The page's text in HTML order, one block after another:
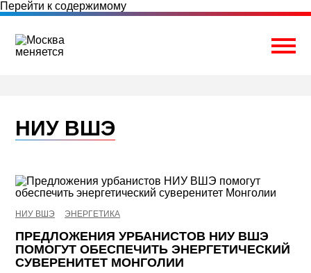
Перейти к содержимому
НИУ ВШЭ
НИУ ВШЭ ЭНЕРГЕТИКА
ПРЕДЛОЖЕНИЯ УРБАНИСТОВ НИУ ВШЭ
ПОМОГУТ ОБЕСПЕЧИТЬ ЭНЕРГЕТИЧЕСКИЙ
СУВЕРЕНИТЕТ МОНГОЛИИ